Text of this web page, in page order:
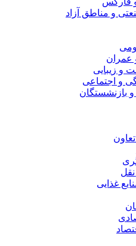
و مناطق آزاد
عمران
و زیبایی
و اجتماعی
بازنشستگان
غذایی